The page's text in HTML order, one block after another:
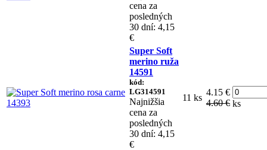
cena za
posledných
30 dní: 4,15
€
Super Soft
merino ruža
14591
kód:
LG314591
Najnižšia
cena za
posledných
30 dní: 4,15
€
11 ks
4.15 €
4.60 € ks